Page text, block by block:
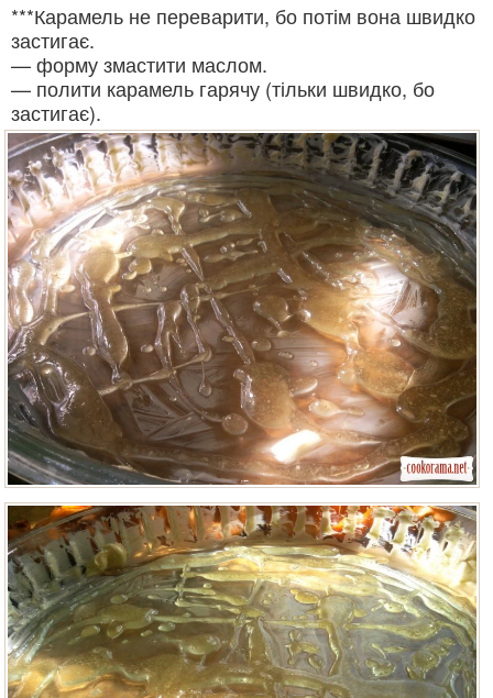
***Карамель не переварити, бо потім вона швидко
застигає.
— форму змастити маслом.
— полити карамель гарячу (тільки швидко, бо
застигає).